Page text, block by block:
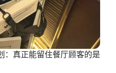
：真正能留住餐厅顾客的是